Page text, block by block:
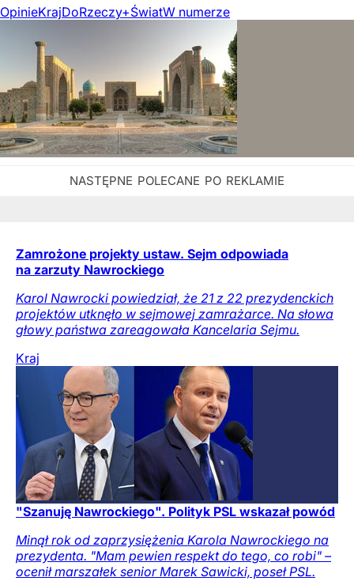
OpinieKrajDoRzeczy+ŚwiatW numerze
Zamrożone projekty ustaw. Sejm odpowiada
na zarzuty Nawrockiego
Karol Nawrocki powiedział, że 21 z 22 prezydenckich
projektów utknęło w sejmowej zamrażarce. Na słowa
głowy państwa zareagowała Kancelaria Sejmu.
Kraj
"Szanuję Nawrockiego". Polityk PSL wskazał powód
Minął rok od zaprzysiężenia Karola Nawrockiego na
prezydenta. "Mam pewien respekt do tego, co robi" –
ocenił marszałek senior Marek Sawicki, poseł PSL.